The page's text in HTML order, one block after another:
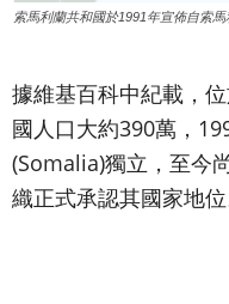
索馬利蘭共和國於1991年宣佈自索
據維基百科中紀載，
國人口大約390萬，
(Somalia)獨立，至今
織正式承認其國家地位